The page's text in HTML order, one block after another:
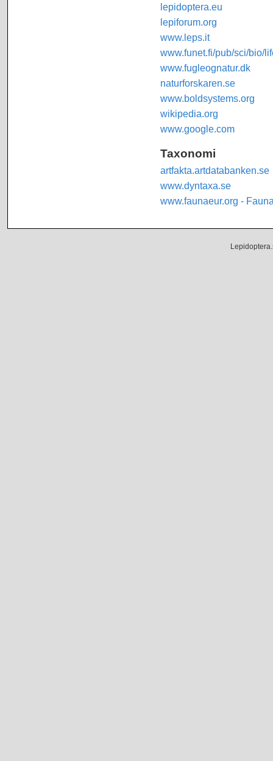
lepidoptera.eu
lepiforum.org
www.leps.it
www.funet.fi/pub/sci/bio/
www.fugleognatur.dk
naturforskaren.se
www.boldsystems.org
wikipedia.org
www.google.com
Taxonomi
artfakta.artdatabanken.se
www.dyntaxa.se
www.faunaeur.org -